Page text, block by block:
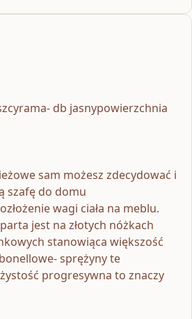
db jasnypowierzchnia
sam możesz zdecydować i
szafę do domu
wagi ciała na meblu.
jest na złotych nóżkach
stanowiąca większość
sprężyny te
progresywna to znaczy